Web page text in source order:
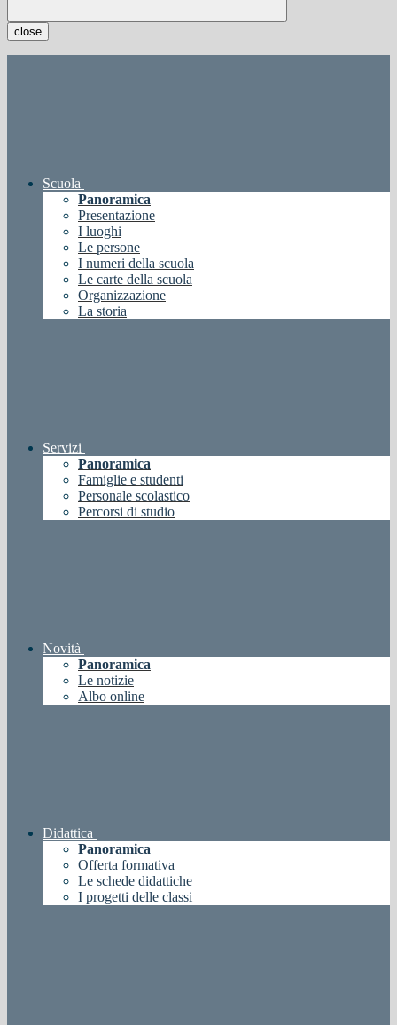
close
Scuola
Panoramica
Presentazione
I luoghi
Le persone
I numeri della scuola
Le carte della scuola
Organizzazione
La storia
Servizi
Panoramica
Famiglie e studenti
Personale scolastico
Percorsi di studio
Novità
Panoramica
Le notizie
Albo online
Didattica
Panoramica
Offerta formativa
Le schede didattiche
I progetti delle classi